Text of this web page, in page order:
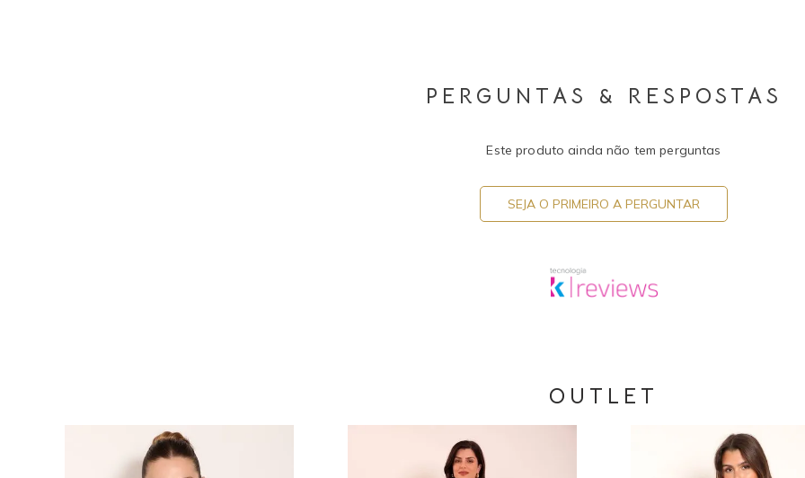
PERGUNTAS & RESPOSTAS
Este produto ainda não tem perguntas
SEJA O PRIMEIRO A PERGUNTAR
OUTLET